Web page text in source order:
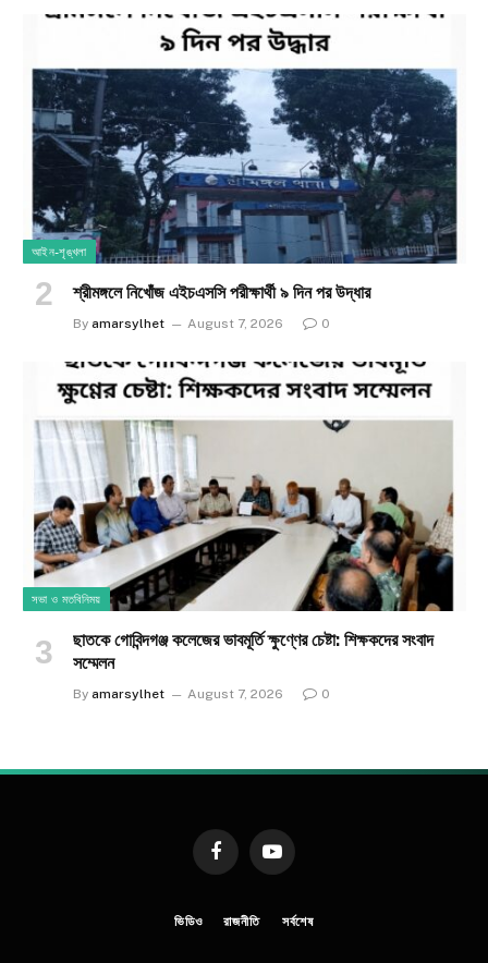
আইন-শৃঙ্খলা
শ্রীমঙ্গলে নিখোঁজ এইচএসসি পরীক্ষার্থী ৯ দিন পর উদ্ধার
By amarsylhet August 7, 2026 0
সভা ও মতবিনিময়
ছাতকে গোবিন্দগঞ্জ কলেজের ভাবমূর্তি ক্ষুণ্ণের চেষ্টা: শিক্ষকদের সংবাদ
সম্মেলন
By amarsylhet August 7, 2026 0
FacebookYouTube
ভিডিও রাজনীতি সর্বশেষ